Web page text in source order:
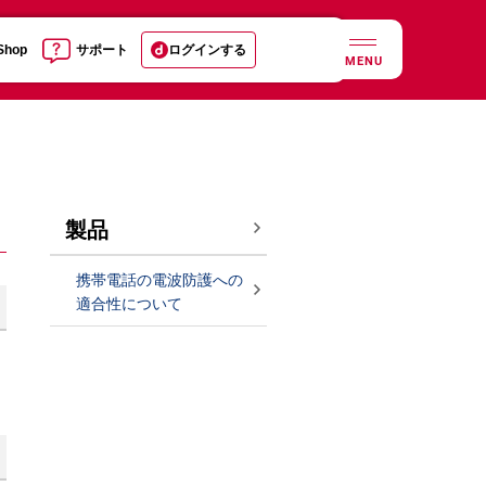
サポート ログインする
MENU
製品
携帯電話の電波防護への
適合性について